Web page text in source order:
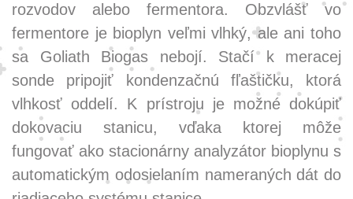
rozvodov alebo fermentora. Obzvlášť vo
fermentore je bioplyn veľmi vlhký, ale ani toho
sa Goliath Biogas nebojí. Stačí k meracej
sonde pripojiť kondenzačnú fľaštičku, ktorá
vlhkosť oddelí. K prístroju je možné dokúpiť
dokovaciu stanicu, vďaka ktorej môže
fungovať ako stacionárny analyzátor bioplynu s
automatickým odosielaním nameraných dát do